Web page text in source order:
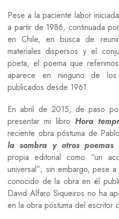
Pese a la paciente labor
a partir de 1986, continuada
en Chile, en busca de
materiales dispersos y el
poeta, el poema que
aparece en ninguno de
publicados desde 1961.
En abril de 2015, de paso
presentar mi libro Hora
reciente obra póstuma de
la sombra y otros poemas
propia editorial como “un
universal”; sin embargo, pese
conocido de la obra en él
David Alfaro Siqueiros no ha
en la obra póstuma del escritor